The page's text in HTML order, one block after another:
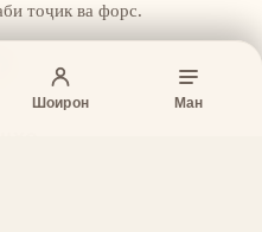
Шоирон Ман
тоҷик ва форс.